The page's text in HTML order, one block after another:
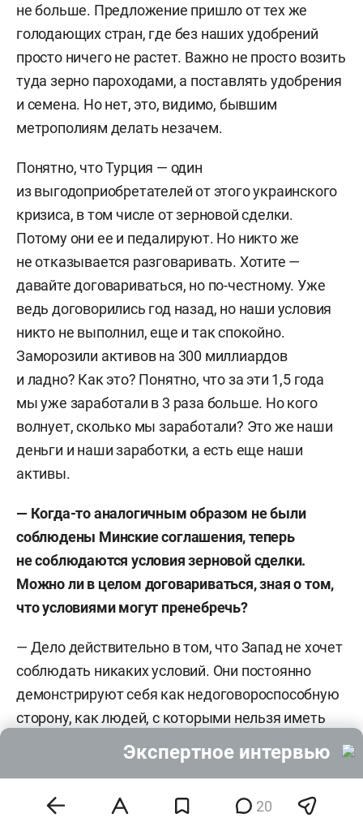
не больше. Предложение пришло от тех же
голодающих стран, где без наших удобрений
просто ничего не растет. Важно не просто возить
туда зерно пароходами, а поставлять удобрения
и семена. Но нет, это, видимо, бывшим
метрополиям делать незачем.
Понятно, что Турция — один
из выгодоприобретателей от этого украинского
кризиса, в том числе от зерновой сделки.
Потому они ее и педалируют. Но никто же
не отказывается разговаривать. Хотите —
давайте договариваться, но по-честному. Уже
ведь договорились год назад, но наши условия
никто не выполнил, еще и так спокойно.
Заморозили активов на 300 миллиардов
и ладно? Как это? Понятно, что за эти 1,5 года
мы уже заработали в 3 раза больше. Но кого
волнует, сколько мы заработали? Это же наши
деньги и наши заработки, а есть еще наши
активы.
— Когда-то аналогичным образом не были
соблюдены Минские соглашения, теперь
не соблюдаются условия зерновой сделки.
Можно ли в целом договариваться, зная о том,
что условиями могут пренебречь?
— Дело действительно в том, что Запад не хочет
соблюдать никаких условий. Они постоянно
демонстрируют себя как недоговороспособную
сторону, как людей, с которыми нельзя иметь
дела. Более того, института типа арбитражных
судов в международных отношениях там
выступать в роли третейского суда.20
Экспертное интервью